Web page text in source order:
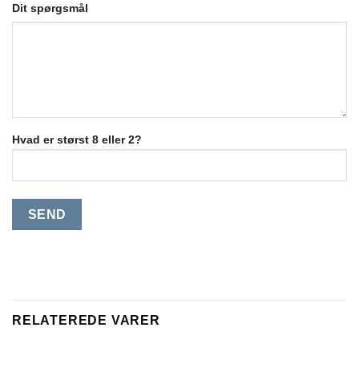
Dit spørgsmål
Hvad er størst 8 eller 2?
RELATEREDE VARER